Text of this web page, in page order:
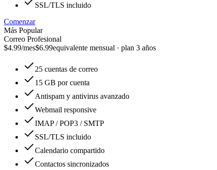
SSL/TLS incluido
Comenzar
Más Popular
Correo Profesional
$4.99/mes$6.99equivalente mensual · plan 3 años
25 cuentas de correo
15 GB por cuenta
Antispam y antivirus avanzado
Webmail responsive
IMAP / POP3 / SMTP
SSL/TLS incluido
Calendario compartido
Contactos sincronizados